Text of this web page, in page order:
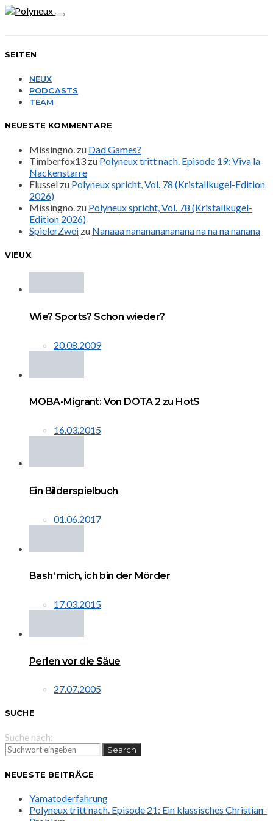
SEITEN
NEUX
PODCASTS
TEAM
NEUESTE KOMMENTARE
Missingno. zu Dad Games?
Timberfox13 zu Polyneux tritt nach. Episode 19: Viva la
Nackenstarre
Flussel zu Polyneux spricht, Vol. 78 (Kristallkugel-Edition
2026)
Missingno. zu Polyneux spricht, Vol. 78 (Kristallkugel-
Edition 2026)
SpielerZwei zu Nanaaa nanananananana na na na nanana
VIEUX
Wie? Sports? Schon wieder?
20.08.2009
MOBA-Migrant: Von DOTA 2 zu HotS
16.03.2015
Ein Bilderspielbuch
01.06.2017
Bash‘ mich, ich bin der Mörder
17.03.2015
Perlen vor die Säue
27.07.2005
SUCHE
Suche nach:
Search
NEUESTE BEITRÄGE
Yamatoderfahrung
Polyneux tritt nach. Episode 21: Ein klassisches Christian-